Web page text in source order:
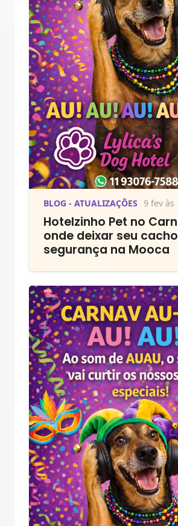
BLOG - ATUALIZAÇÕES 9 fev às
Hotelzinho Pet no
onde deixar seu
segurança na Mooca